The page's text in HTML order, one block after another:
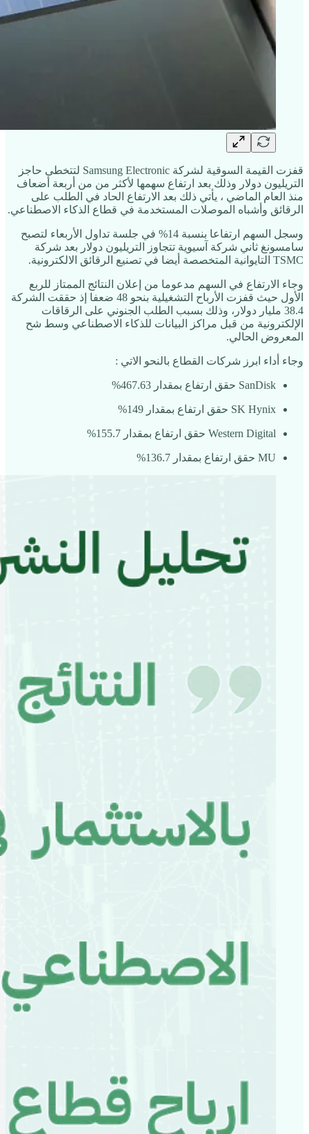
قفزت القيمة السوقية لشركة Samsung Electronic لتتخطى حاجز
التريليون دولار وذلك بعد ارتفاع سهمها لأكثر من من أربعة أضعاف
منذ العام الماضي ، يأتي ذلك بعد الارتفاع الحاد في الطلب على
الرقائق وأشباه الموصلات المستخدمة في قطاع الذكاء الاصطناعي.
وسجل السهم ارتفاعا بنسبة 14% في جلسة تداول الأربعاء لتصبح
سامسونغ ثاني شركة آسيوية تتجاوز التريليون دولار بعد شركة
TSMC التايوانية المتخصصة أيضا في تصنيع الرقائق الالكترونية.
وجاء الارتفاع في السهم مدعوما من إعلان النتائج الممتاز للربع
الأول حيث قفزت الأرباح التشغيلية بنحو 48 ضعفا إذ حققت الشركة
38.4 مليار دولار، وذلك بسبب الطلب الجنوني على الرقاقات
الإلكترونية من قبل مراكز البيانات للذكاء الاصطناعي وسط شح
المعروض الحالي.
وجاء أداء ابرز شركات القطاع بالنحو الاتي :
SanDisk حقق ارتفاع بمقدار 467.63%
SK Hynix حقق ارتفاع بمقدار 149%
Western Digital حقق ارتفاع بمقدار 155.7%
MU حقق ارتفاع بمقدار 136.7%